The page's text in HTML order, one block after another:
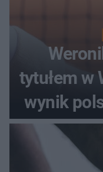
tytułem w
wynik